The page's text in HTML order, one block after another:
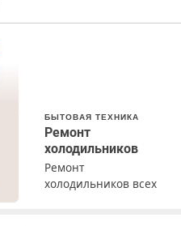
БЫТОВАЯ ТЕХНИКА
Ремонт
холодильников
Ремонт
холодильников всех